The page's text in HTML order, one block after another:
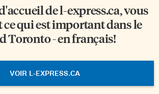
del-express.ca, vous
ce qui est important dans le
Toronto - en français!
VOIR L-EXPRESS.CA